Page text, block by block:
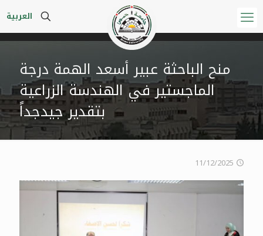
العربية
منح الباحثة عبير أسعد الهمة درجة
الماجستير في الهندسة الزراعية
بتقدير جيدجداً
11/12/2025